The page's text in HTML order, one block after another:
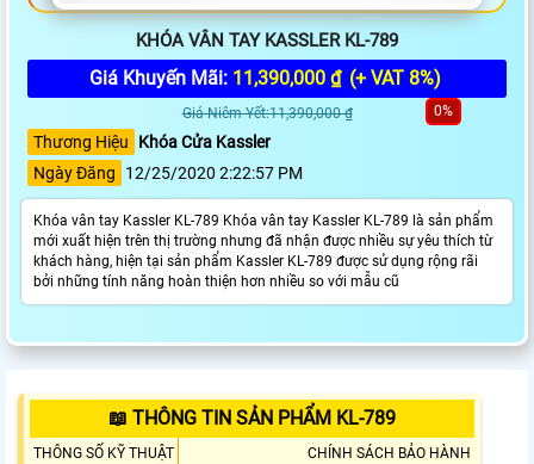
KHÓA VÂN TAY KASSLER KL-789
Giá Khuyến Mãi: 11,390,000 ₫ (+ VAT 8%)
Giá Niêm Yết:11,390,000 ₫ 0%
Thương Hiệu
Khóa Cửa Kassler
Ngày Đăng
12/25/2020 2:22:57 PM
Khóa vân tay Kassler KL-789 Khóa vân tay Kassler KL-789 là sản phẩm
mới xuất hiện trên thị trường nhưng đã nhận được nhiều sự yêu thích từ
khách hàng, hiện tại sản phẩm Kassler KL-789 được sử dụng rộng rãi
bởi những tính năng hoàn thiện hơn nhiều so với mẫu cũ
📖 THÔNG TIN SẢN PHẨM KL-789
THÔNG SỐ KỸ THUẬT CHÍNH SÁCH BẢO HÀNH